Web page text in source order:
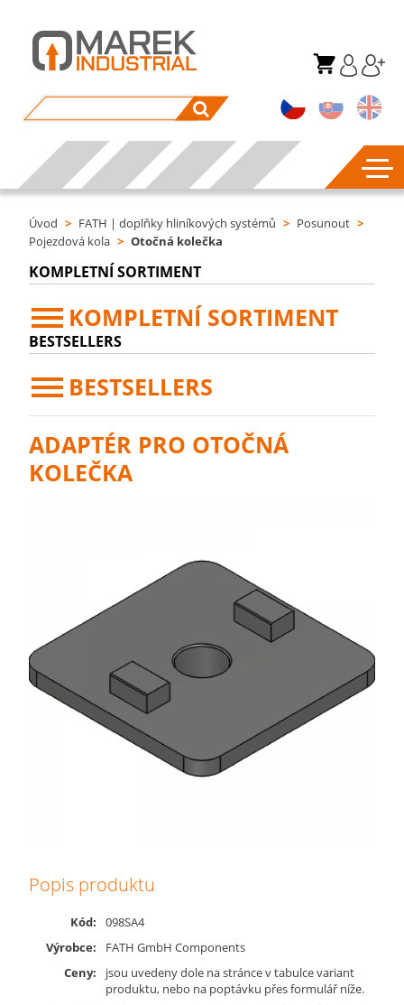
Úvod > FATH | doplňky hliníkových systémů > Posunout >
Pojezdová kola > Otočná kolečka
KOMPLETNÍ SORTIMENT
KOMPLETNÍ SORTIMENT
BESTSELLERS
BESTSELLERS
ADAPTÉR PRO OTOČNÁ
KOLEČKA
Popis produktu
Kód:
098SA4
Výrobce:
FATH GmbH Components
Ceny:
jsou uvedeny dole na stránce v tabulce variant
produktu, nebo na poptávku přes formulář níže.